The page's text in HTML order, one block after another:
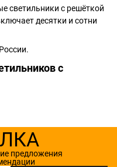
светильники с решёткой
десятки и сотни
с
предложения